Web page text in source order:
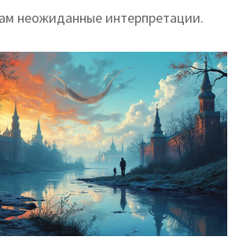
неожиданные интерпретации.